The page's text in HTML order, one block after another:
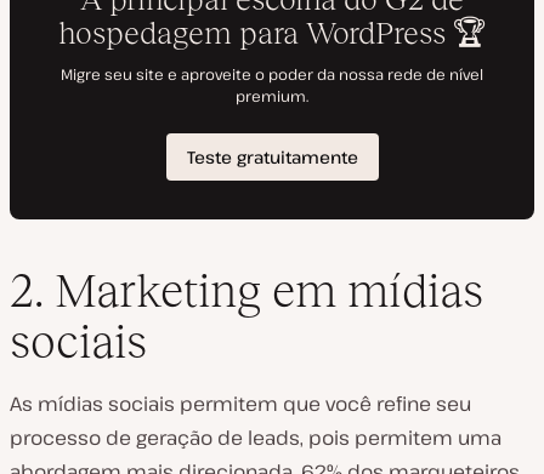
2. Marketing em mídias
sociais
As mídias sociais permitem que você refine seu
processo de geração de leads, pois permitem uma